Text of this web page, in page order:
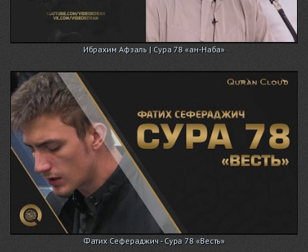
Ибрахим Афзаль | Сура 78 «ан-Наба»
Фатих Сефераджич - Сура 78 «Весть»